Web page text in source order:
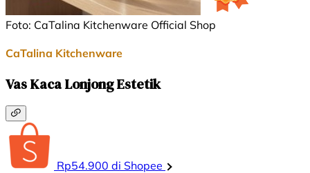
Foto: CaTalina Kitchenware Official Shop
CaTalina Kitchenware
Vas Kaca Lonjong Estetik
Rp54.900 di Shopee